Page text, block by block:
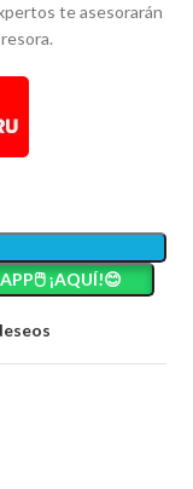
te asesorarán
¡AQUÍ!😊